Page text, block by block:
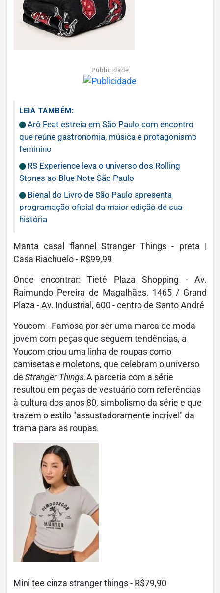
Publicidade
LEIA TAMBÉM:
Arô Feat estreia em São Paulo com encontro
que reúne gastronomia, música e protagonismo
feminino
RS Experience leva o universo dos Rolling
Stones ao Blue Note São Paulo
Bienal do Livro de São Paulo apresenta
programação oficial da maior edição de sua
história
Manta casal flannel Stranger Things - preta |
Casa Riachuelo - R$99,99
Onde encontrar: Tietê Plaza Shopping - Av.
Raimundo Pereira de Magalhães, 1465 / Grand
Plaza - Av. Industrial, 600 - centro de Santo André
Youcom - Famosa por ser uma marca de moda
jovem com peças que seguem tendências, a
Youcom criou uma linha de roupas como
camisetas e moletons, que celebram o universo
de Stranger Things.A parceria com a série
resultou em peças de vestuário com referências
à cultura dos anos 80, simbolismo da série e que
trazem o estilo "assustadoramente incrível" da
trama para as roupas.
Mini tee cinza stranger things - R$79,90